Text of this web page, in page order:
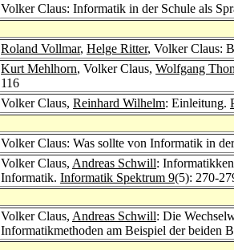
Volker Claus: Informatik in der Schule als
Roland Vollmar, Helge Ritter, Volker Claus:
Kurt Mehlhorn, Volker Claus, Wolfgang
116
Volker Claus, Reinhard Wilhelm: Einleitung.
Volker Claus: Was sollte von Informatik in
Volker Claus, Andreas Schwill:
Informatik. Informatik Spektrum 9(5): 270-
Volker Claus, Andreas Schwill: Die
Informatikmethoden am Beispiel der beiden